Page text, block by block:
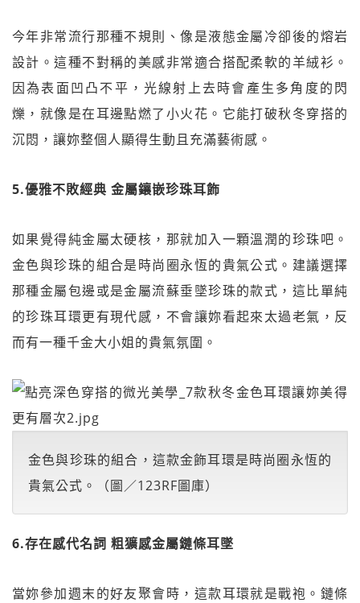
今年非常流行那種不規則、像是液態金屬冷卻後的熔岩
設計。這種不對稱的美感非常適合搭配柔軟的羊絨衫。
因為表面凹凸不平，光線射上去時會產生多角度的閃
爍，就像是在耳邊點燃了小火花。它能打破秋冬穿搭的
沉悶，讓妳整個人顯得生動且充滿藝術感。
5.優雅不敗經典 金屬鑲嵌珍珠耳飾
如果覺得純金屬太硬核，那就加入一顆溫潤的珍珠吧。
金色與珍珠的組合是時尚圈永恆的貴氣公式。建議選擇
那種金屬包邊或是金屬流蘇垂墜珍珠的款式，這比單純
的珍珠耳環更有現代感，不會讓妳看起來太過老氣，反
而有一種千金大小姐的貴氣氛圍。
金色與珍珠的組合，這款金飾耳環是時尚圈永恆的
貴氣公式。（圖／123RF圖庫）
6.存在感代名詞 粗獷感金屬鏈條耳墜
當妳參加週末的好友聚會時，這款耳環就是戰袍。鏈條